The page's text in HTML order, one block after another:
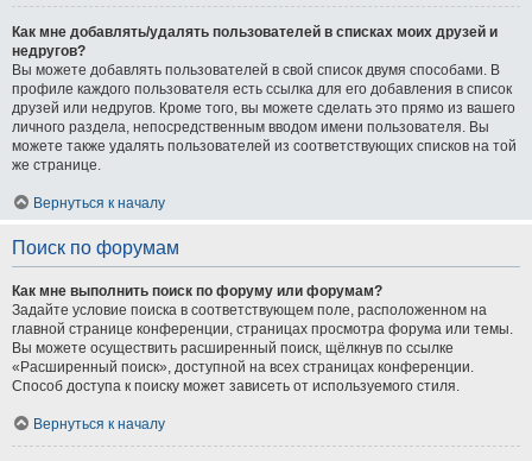
Как мне добавлять/удалять пользователей в списках моих друзей и
недругов?
Вы можете добавлять пользователей в свой список двумя способами. В
профиле каждого пользователя есть ссылка для его добавления в список
друзей или недругов. Кроме того, вы можете сделать это прямо из вашего
личного раздела, непосредственным вводом имени пользователя. Вы
можете также удалять пользователей из соответствующих списков на той
же странице.
Вернуться к началу
Поиск по форумам
Как мне выполнить поиск по форуму или форумам?
Задайте условие поиска в соответствующем поле, расположенном на
главной странице конференции, страницах просмотра форума или темы.
Вы можете осуществить расширенный поиск, щёлкнув по ссылке
«Расширенный поиск», доступной на всех страницах конференции.
Способ доступа к поиску может зависеть от используемого стиля.
Вернуться к началу